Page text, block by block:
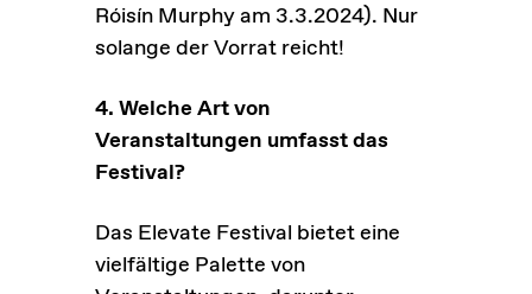
Róisín Murphy am 3.3.2024). Nur
solange der Vorrat reicht!
4. Welche Art von
Veranstaltungen umfasst das
Festival?
Das Elevate Festival bietet eine
vielfältige Palette von